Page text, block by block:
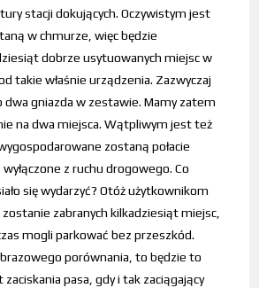
stacji dokujących. Oczywistym jest
w chmurze, więc będzie
dobrze usytuowanych miejsc w
takie właśnie urządzenia. Zazwyczaj
dwa gniazda w zestawie. Mamy zatem
na dwa miejsca. Wątpliwym jest też
zostaną połacie
z ruchu drogowego. Co
się wydarzyć? Otóż użytkownikom
zabranych kilkadziesiąt miejsc,
mogli parkować bez przeszkód.
porównania, to będzie to
zaciskania pasa, gdy i tak zaciągający